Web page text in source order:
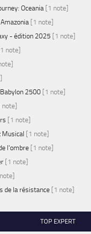
Oceania [1 note]
[1 note]
- édition 2025 [1 note]
note]
2500 [1 note]
note]
[1 note]
Musical [1 note]
l'ombre [1 note]
[1 note]
de la résistance [1 note]
TOP EXPERT